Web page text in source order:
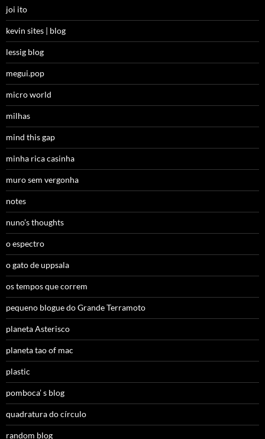
joi ito
kevin sites | blog
lessig blog
megui.pop
micro world
milhas
mind this gap
minha rica casinha
muro sem vergonha
notes
nuno’s thoughts
o espectro
o gato de uppsala
os tempos que correm
pequeno blogue do Grande Terramoto
planeta Asterisco
planeta tao of mac
plastic
pomboca’ s blog
quadratura do círculo
random blog